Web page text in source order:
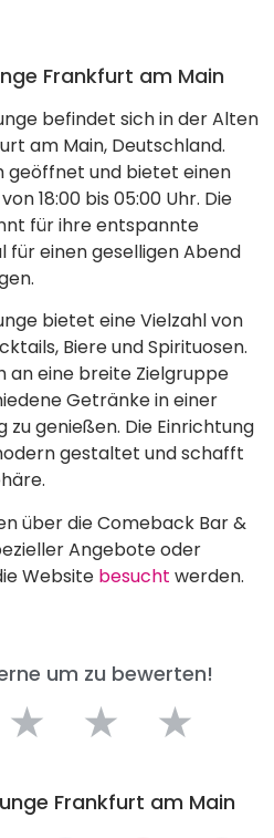
Frankfurt am Main
befindet sich in der Alten
am Main, Deutschland.
geöffnet und bietet einen
18:00 bis 05:00 Uhr. Die
für ihre entspannte
für einen geselligen Abend
bietet eine Vielzahl von
Biere und Spirituosen.
an eine breite Zielgruppe
Getränke in einer
genießen. Die Einrichtung
gestaltet und schafft
über die Comeback Bar &
Angebote oder
Website besucht werden.
um zu bewerten!
★ ★ ★
Frankfurt am Main